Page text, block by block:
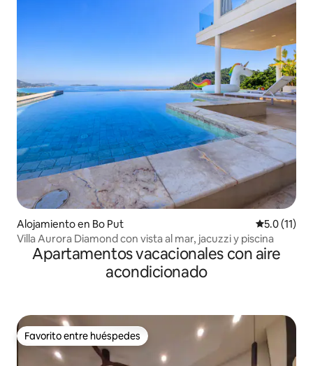
Alojamiento en Bo Put Calificación
5.0 (11)
Villa Aurora Diamond con vista al mar, jacuzzi y piscina
Apartamentos vacacionales con aire
acondicionado
Favorito entre huéspedes
Favorito entre huéspedes